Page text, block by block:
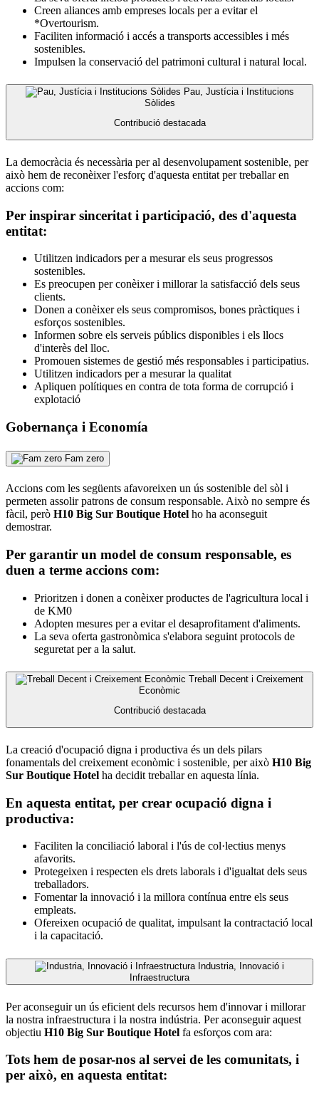
Creen aliances amb empreses locals per a evitar el
*Overtourism.
Faciliten informació i accés a transports accessibles i més
sostenibles.
Impulsen la conservació del patrimoni cultural i natural local.
Pau, Justícia i Institucions
Sòlides
Contribució destacada
La democràcia és necessària per al desenvolupament sostenible, per
això hem de reconèixer l'esforç d'aquesta entitat per treballar en
accions com:
Per inspirar sinceritat i participació, des d'aquesta
entitat:
Utilitzen indicadors per a mesurar els seus progressos
sostenibles.
Es preocupen per conèixer i millorar la satisfacció dels seus
clients.
Donen a conèixer els seus compromisos, bones pràctiques i
esforços sostenibles.
Informen sobre els serveis públics disponibles i els llocs
d'interès del lloc.
Promouen sistemes de gestió més responsables i participatius.
Utilitzen indicadors per a mesurar la qualitat
Apliquen polítiques en contra de tota forma de corrupció i
explotació
Gobernança i Economía
Fam zero
Accions com les següents afavoreixen un ús sostenible del sòl i
permeten assolir patrons de consum responsable. Això no sempre és
fàcil, però H10 Big Sur Boutique Hotel ho ha aconseguit
demostrar.
Per garantir un model de consum responsable, es
duen a terme accions com:
Prioritzen i donen a conèixer productes de l'agricultura local i
de KM0
Adopten mesures per a evitar el desaprofitament d'aliments.
La seva oferta gastronòmica s'elabora seguint protocols de
seguretat per a la salut.
Treball Decent i Creixement
Econòmic
Contribució destacada
La creació d'ocupació digna i productiva és un dels pilars
fonamentals del creixement econòmic i sostenible, per això H10 Big
Sur Boutique Hotel ha decidit treballar en aquesta línia.
En aquesta entitat, per crear ocupació digna i
productiva:
Faciliten la conciliació laboral i l'ús de col·lectius menys
afavorits.
Protegeixen i respecten els drets laborals i d'igualtat dels seus
treballadors.
Fomentar la innovació i la millora contínua entre els seus
empleats.
Ofereixen ocupació de qualitat, impulsant la contractació local
i la capacitació.
Industria, Innovació i
Infraestructura
Per aconseguir un ús eficient dels recursos hem d'innovar i millorar
la nostra infraestructura i la nostra indústria. Per aconseguir aquest
objectiu H10 Big Sur Boutique Hotel fa esforços com ara:
Tots hem de posar-nos al servei de les comunitats, i
per això, en aquesta entitat: